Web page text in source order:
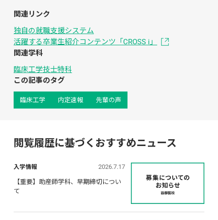
関連リンク
独自の就職支援システム
活躍する卒業生紹介コンテンツ「CROSS i」
関連学科
臨床工学技士特科
この記事のタグ
臨床工学 内定速報 先輩の声
閲覧履歴に基づくおすすめニュース
入学情報 2026.7.17
【重要】助産師学科、早期締切につい
て